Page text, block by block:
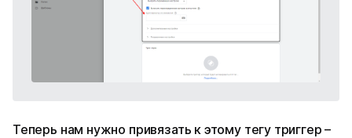
Теперь нам нужно привязать к этому тегу триггер –